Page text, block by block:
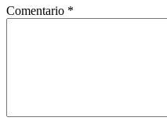
Comentario *